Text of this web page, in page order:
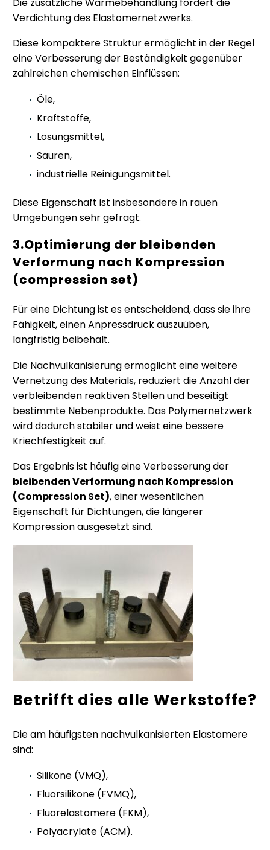
Verdichtung des Elastomernetzwerks.
Diese kompaktere Struktur ermöglicht in der Regel
eine Verbesserung der Beständigkeit gegenüber
zahlreichen chemischen Einflüssen:
Öle,
Kraftstoffe,
Lösungsmittel,
Säuren,
industrielle Reinigungsmittel.
Diese Eigenschaft ist insbesondere in rauen
Umgebungen sehr gefragt.
3.Optimierung der bleibenden
Verformung nach Kompression
(compression set)
Für eine Dichtung ist es entscheidend, dass sie ihre
Fähigkeit, einen Anpressdruck auszuüben,
langfristig beibehält.
Die Nachvulkanisierung ermöglicht eine weitere
Vernetzung des Materials, reduziert die Anzahl der
verbleibenden reaktiven Stellen und beseitigt
bestimmte Nebenprodukte. Das Polymernetzwerk
wird dadurch stabiler und weist eine bessere
Kriechfestigkeit auf.
Das Ergebnis ist häufig eine Verbesserung der
bleibenden Verformung nach Kompression
(Compression Set), einer wesentlichen
Eigenschaft für Dichtungen, die längerer
Kompression ausgesetzt sind.
Betrifft dies alle Werkstoffe?
Die am häufigsten nachvulkanisierten Elastomere
sind:
Silikone (VMQ),
Fluorsilikone (FVMQ),
Fluorelastomere (FKM),
Polyacrylate (ACM).